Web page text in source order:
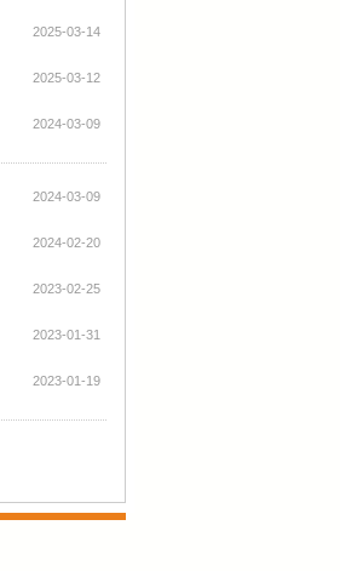
2025-03-14
2025-03-12
2024-03-09
2024-03-09
2024-02-20
2023-02-25
2023-01-31
2023-01-19